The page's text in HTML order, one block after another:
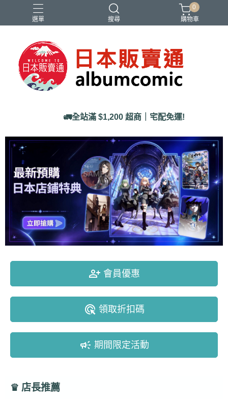
選單 搜尋
Ado IDOLiSH7 バンドリ 刀劍亂舞 妮姬
0
購物車
🚛全站滿 $1,200 超商｜宅配免運!
person_add_alt 會員優惠
ads_click 領取折扣碼
campaign 期間限定活動
♛ 店長推薦